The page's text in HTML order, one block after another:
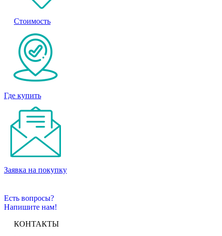
Стоимость
Где купить
Заявка на покупку
Есть вопросы?
Напишите нам!
КОНТАКТЫ